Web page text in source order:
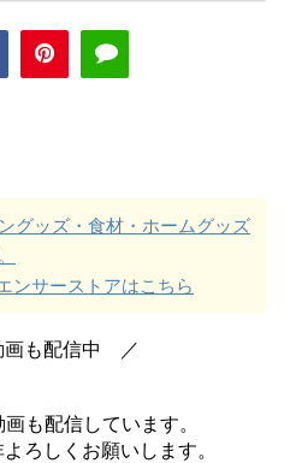
グッズ・食材・ホームグッズ
ンサーストアはこちら
も配信中 ／
も配信しています。
ろしくお願いします。